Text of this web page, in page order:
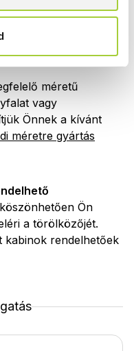
jelölt termékek esetén
a zuhanykabinra.
méretű
vagy
Önnek a kívánt
méretre gyártás
Ön
a törölközőjét.
kabinok rendelhetőek